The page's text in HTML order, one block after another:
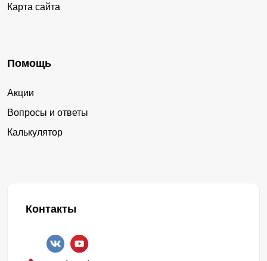
Карта сайта
Помощь
Акции
Вопросы и ответы
Калькулятор
Контакты